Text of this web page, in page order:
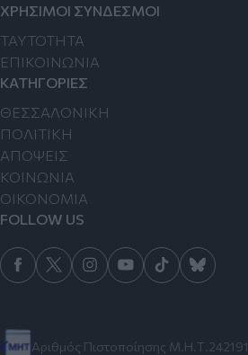
Αριθμός Πιστοποίησης Μ.Η.Τ.242191
ΧΡΗΣΙΜΟΙ ΣΥΝΔΕΣΜΟΙ
TAYTOTHTA
ΕΠΙΚΟΙΝΩΝΙΑ
ΚΑΤΗΓΟΡΙΕΣ
ΘΕΣΣΑΛΟΝΙΚΗ
ΠΟΛΙΤΙΚΗ
ΑΠΟΨΕΙΣ
ΚΟΙΝΩΝΙΑ
ΟΙΚΟΝΟΜΙΑ
FOLLOW US